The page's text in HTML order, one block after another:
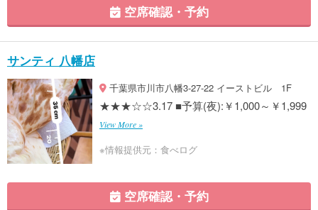
空席確認・予約
サンティ 八幡店
千葉県市川市八幡3-27-22 イーストビル 1F
★★★☆☆3.17 ■予算(夜):￥1,000～￥1,999
View More »
※情報提供元：食べログ
空席確認・予約